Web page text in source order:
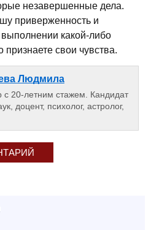
незавершенные дела.
приверженность и
какой-либо
свои чувства.
Людмила
с 20-летним стажем. Кандидат
доцент, психолог, астролог,